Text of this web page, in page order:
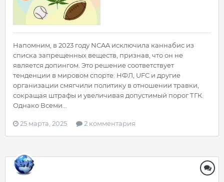
Напомним, в 2023 году NCAA исключила каннабис из
списка запрещенных веществ, признав, что он не
является допингом. Это решение соответствует
тенденции в мировом спорте: НФЛ, UFC и другие
организации смягчили политику в отношении травки,
сокращая штрафы и увеличивая допустимый порог ТГК.
Однако Всеми...
25 марта, 2025 2 комментария